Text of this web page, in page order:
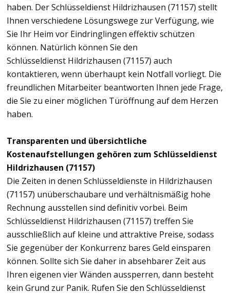
haben. Der Schlüsseldienst Hildrizhausen (71157) stellt
Ihnen verschiedene Lösungswege zur Verfügung, wie
Sie Ihr Heim vor Eindringlingen effektiv schützen
können. Natürlich können Sie den
Schlüsseldienst Hildrizhausen (71157) auch
kontaktieren, wenn überhaupt kein Notfall vorliegt. Die
freundlichen Mitarbeiter beantworten Ihnen jede Frage,
die Sie zu einer möglichen Türöffnung auf dem Herzen
haben.
Transparenten und übersichtliche
Kostenaufstellungen gehören zum Schlüsseldienst
Hildrizhausen (71157)
Die Zeiten in denen Schlüsseldienste in Hildrizhausen
(71157) unüberschaubare und verhältnismäßig hohe
Rechnung ausstellen sind definitiv vorbei. Beim
Schlüsseldienst Hildrizhausen (71157) treffen Sie
ausschließlich auf kleine und attraktive Preise, sodass
Sie gegenüber der Konkurrenz bares Geld einsparen
können. Sollte sich Sie daher in absehbarer Zeit aus
Ihren eigenen vier Wänden aussperren, dann besteht
kein Grund zur Panik. Rufen Sie den Schlüsseldienst